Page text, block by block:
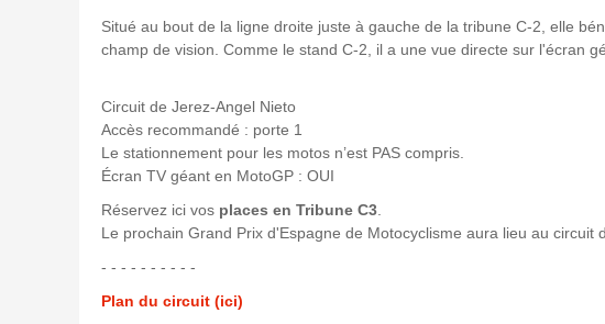
Situé au bout de la ligne droite juste à gauche de la tribune C-2, elle
champ de vision. Comme le stand C-2, il a une vue directe sur l'écran
Circuit de Jerez-Angel Nieto
Accès recommandé : porte 1
Le stationnement pour les motos n’est PAS compris.
Écran TV géant en MotoGP : OUI
Réservez ici vos places en Tribune C3
Le prochain Grand Prix d'Espagne de Motocyclisme aura lieu au circuit
- - - - - - - - - -
Plan du circuit (ici)